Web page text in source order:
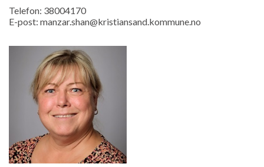
Telefon: 38004170
E-post: manzar.shan@kristiansand.kommune.no